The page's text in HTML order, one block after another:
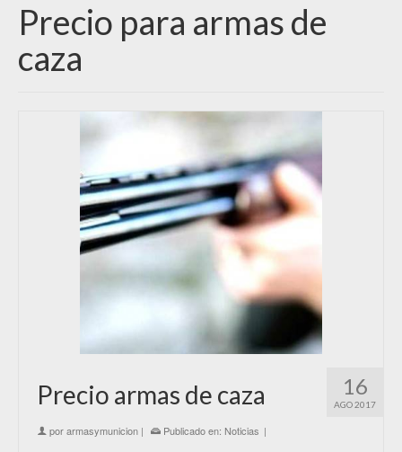
Precio para armas de
caza
16
AGO 2017
Precio armas de caza
porarmasymunicion | Publicado en: Noticias |